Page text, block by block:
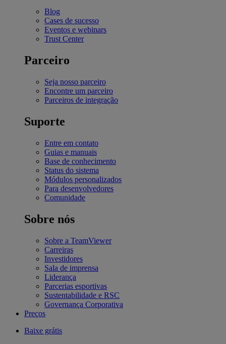
Blog
Cases de sucesso
Eventos e webinars
Trust Center
Parceiro
Seja nosso parceiro
Encontre um parceiro
Parceiros de integração
Suporte
Entre em contato
Guias e manuais
Base de conhecimento
Status do sistema
Módulos personalizados
Para desenvolvedores
Comunidade
Sobre nós
Sobre a TeamViewer
Carreiras
Investidores
Sala de imprensa
Liderança
Parcerias esportivas
Sustentabilidade e RSC
Governança Corporativa
Preços
Baixe grátis